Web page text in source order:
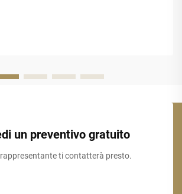
un preventivo gratuito
ti contatterà presto.